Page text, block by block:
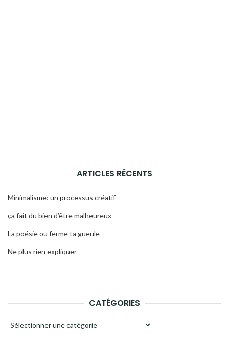
ARTICLES RÉCENTS
Minimalisme: un processus créatif
ça fait du bien d’être malheureux
La poésie ou ferme ta gueule
Ne plus rien expliquer
CATÉGORIES
Catégories